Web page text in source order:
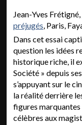
Jean-Yves Frétigné,
préjugés, Paris,
Dans cet essai
question les idées
historique riche, il
Société » depuis
s’appuyant sur le
la réalité derrière
figures
célèbres aux